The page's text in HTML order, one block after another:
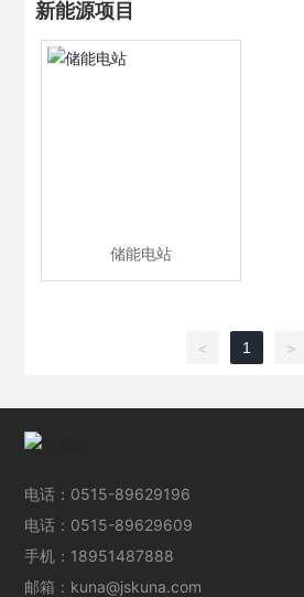
新能源项目
储能电站
< 1 >
电话： 0515-89629196
电话： 0515-89629609
手机： 18951487888
邮箱： kuna@jskuna.com